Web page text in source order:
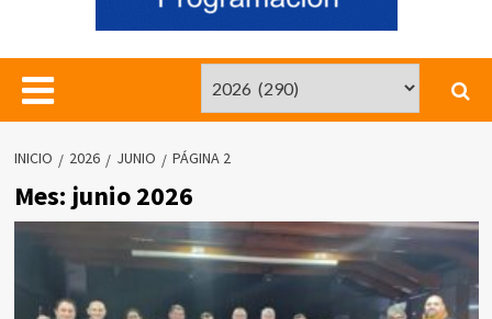
INICIO 2026 JUNIO PÁGINA 2
Mes: junio 2026